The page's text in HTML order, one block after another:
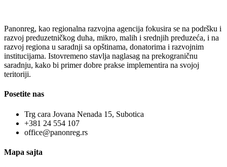
Panonreg, kao regionalna razvojna agencija fokusira se na podršku i
razvoj preduzetničkog duha, mikro, malih i srednjih preduzeća, i na
razvoj regiona u saradnji sa opštinama, donatorima i razvojnim
institucijama. Istovremeno stavlja naglasag na prekograničnu
saradnju, kako bi primer dobre prakse implementira na svojoj
teritoriji.
Posetite nas
Trg cara Jovana Nenada 15, Subotica
+381 24 554 107
office@panonreg.rs
Mapa sajta